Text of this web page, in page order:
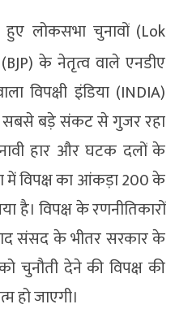
लोकसभा चुनावों (Lok
के नेतृत्व वाले एनडीए
विपक्षी इंडिया (INDIA)
बड़े संकट से गुजर रहा
हार और घटक दलों के
विपक्ष का आंकड़ा 200 के
है। विपक्ष के रणनीतिकारों
संसद के भीतर सरकार के
चुनौती देने की विपक्ष की
हो जाएगी।